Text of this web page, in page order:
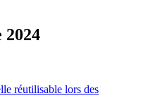
2024
réutilisable lors des